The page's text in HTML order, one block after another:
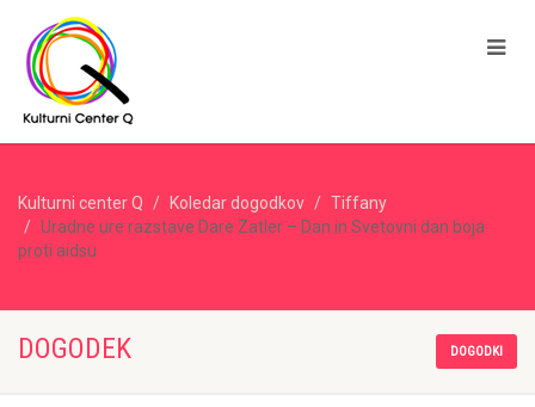
Kulturni center Q Koledar dogodkov
Tiffany
Uradne ure razstave Dare Zatler – Dan in Svetovni dan boja
proti aidsu
DOGODEK DOGODKI